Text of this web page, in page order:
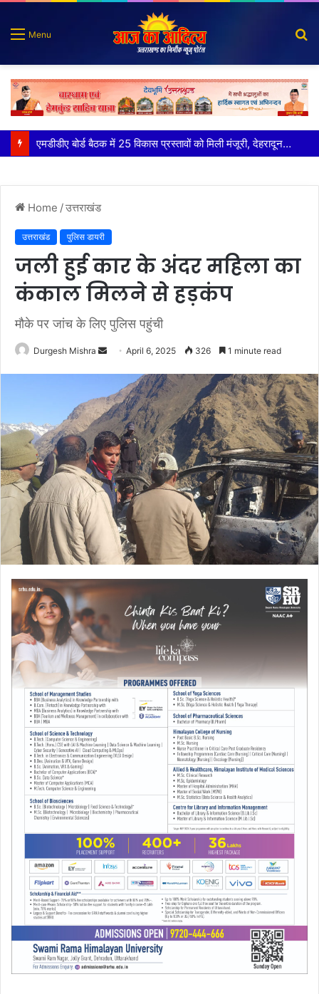
Menu
कृष्णा हाउसकीपिंग के मालिक दीपक जायसवाल विनोद नौटियाल आदि पर मुकदमा दर्ज
Home /उत्तराखंड
उत्तराखंड पुलिस डायरी
जली हुई कार के अंदर महिला का
कंकाल मिलने से हड़कंप
मौके पर जांच के लिए पुलिस पहुंची
Durgesh Mishra
Send
email
April 6, 2025 326 1 minute read